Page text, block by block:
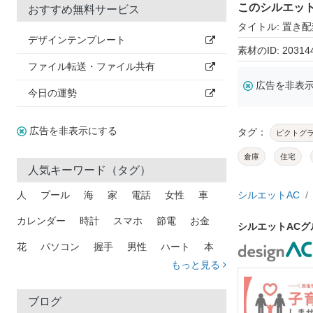
おすすめ無料サービス
デザインテンプレート
ファイル転送・ファイル共有
今日の運勢
広告を非表示にする
人気キーワード（タグ）
人 プール 海 家 電話 女性 車
カレンダー 時計 スマホ 節電 お金
花 パソコン 握手 男性 ハート 本
トラック 木
吹き出し
もっと見る
ブログ
このシルエッ
タイトル: 置き
素材のID:
広告を非表
タグ： ピクトグ
倉庫 住宅
シルエットAC
シルエットAC